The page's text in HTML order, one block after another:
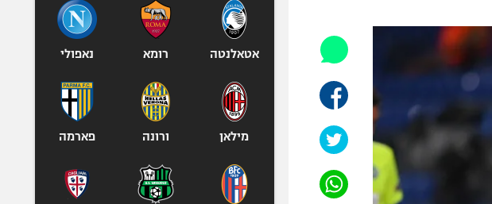
אופניים
ספורט מוטורי
פוטבול אמריקאי NFL
בייסבול MLB
ואקסטרים
אומנויות לחימה
אטאלנטה רומא נאפולי
מילאן ורונה פארמה